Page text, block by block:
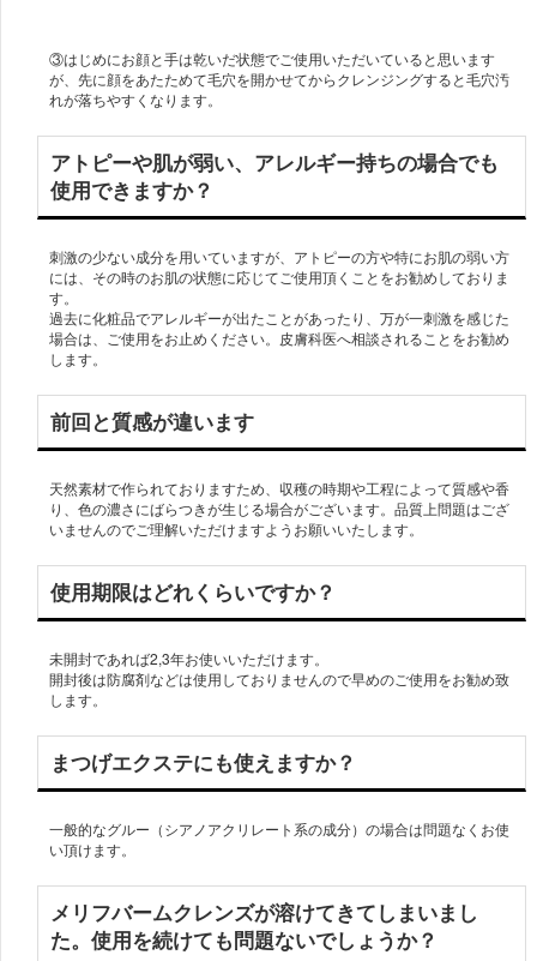
③はじめにお顔と手は乾いだ状態でご使用いただいていると思います
が、先に顔をあたためて毛穴を開かせてからクレンジングすると毛穴汚
れが落ちやすくなります。
アトピーや肌が弱い、アレルギー持ちの場合でも
使用できますか？
刺激の少ない成分を用いていますが、アトピーの方や特にお肌の弱い方
には、その時のお肌の状態に応じてご使用頂くことをお勧めしておりま
す。
過去に化粧品でアレルギーが出たことがあったり、万が一刺激を感じた
場合は、ご使用をお止めください。皮膚科医へ相談されることをお勧め
します。
前回と質感が違います
天然素材で作られておりますため、収穫の時期や工程によって質感や香
り、色の濃さにばらつきが生じる場合がございます。品質上問題はござ
いませんのでご理解いただけますようお願いいたします。
使用期限はどれくらいですか？
未開封であれば2,3年お使いいただけます。
開封後は防腐剤などは使用しておりませんので早めのご使用をお勧め致
します。
まつげエクステにも使えますか？
一般的なグルー（シアノアクリレート系の成分）の場合は問題なくお使
い頂けます。
メリフバームクレンズが溶けてきてしまいまし
た。使用を続けても問題ないでしょうか？